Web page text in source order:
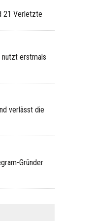
21 Verletzte
nutzt erstmals
verlässt die
Gründer